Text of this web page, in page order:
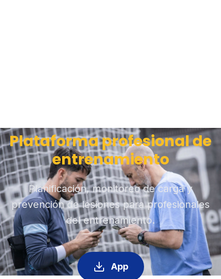
Plataforma profesional de
entrenamiento
Planificación, monitoreo de carga y
prevención de lesiones para profesionales
del entrenamiento.
App